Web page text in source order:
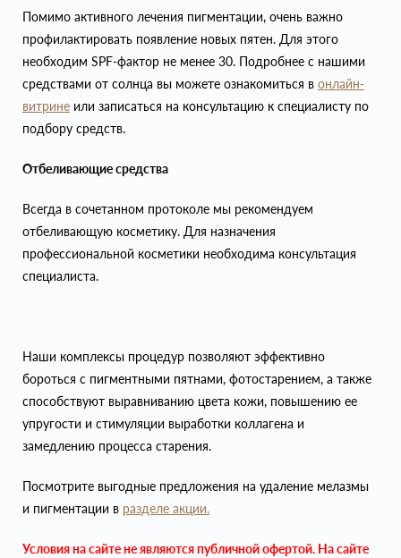
Помимо активного лечения пигментации, очень важно
профилактировать появление новых пятен. Для этого
необходим SPF-фактор не менее 30. Подробнее с нашими
средствами от солнца вы можете ознакомиться в онлайн-
витрине или записаться на консультацию к специалисту по
подбору средств.
Отбеливающие средства
Всегда в сочетанном протоколе мы рекомендуем
отбеливающую косметику. Для назначения
профессиональной косметики необходима консультация
специалиста.
Наши комплексы процедур позволяют эффективно
бороться с пигментными пятнами, фотостарением, а также
способствуют выравниванию цвета кожи, повышению ее
упругости и стимуляции выработки коллагена и
замедлению процесса старения.
Посмотрите выгодные предложения на удаление мелазмы
и пигментации в разделе акции.
Условия на сайте не являются публичной офертой. На сайте